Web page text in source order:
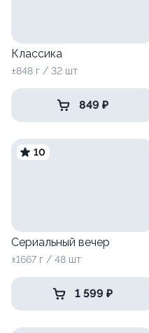
Классика
±848 г / 32 шт
849 ₽
10
Сериальный вечер
±1667 г / 48 шт
1 599 ₽